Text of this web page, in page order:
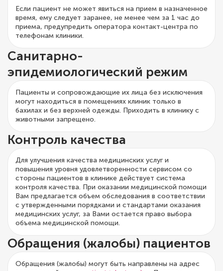
Если пациент не может явиться на прием в назначенное
время, ему следует заранее, не менее чем за 1 час до
приема, предупредить оператора контакт-центра по
телефонам клиники.
Санитарно-
эпидемиологический режим
Пациенты и сопровождающие их лица без исключения
могут находиться в помещениях клиник только в
бахилах и без верхней одежды. Приходить в клинику с
животными запрещено.
Контроль качества
Для улучшения качества медицинских услуг и
повышения уровня удовлетворенности сервисом со
стороны пациентов в клинике действует система
контроля качества. При оказании медицинской помощи
Вам предлагается объем обследования в соответствии
с утвержденными порядками и стандартами оказания
медицинских услуг, за Вами остается право выбора
объема медицинской помощи.
Обращения (жалобы) пациентов
Обращения (жалобы) могут быть направлены на адрес